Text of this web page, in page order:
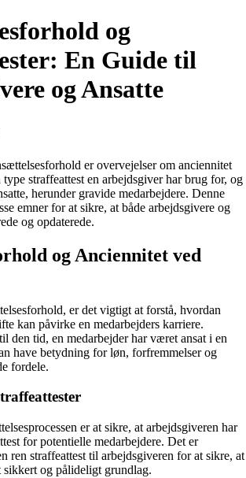
og
En Guide til
og Ansatte
er overvejelser om anciennitet
straffeattest en arbejdsgiver har brug for, og
herunder gravide medarbejdere. Denne
emner for at sikre, at både arbejdsgivere og
og opdaterede.
og Anciennitet ved
er det vigtigt at forstå, hvordan
kan påvirke en medarbejders karriere.
den tid, en medarbejder har været ansat i en
have betydning for løn, forfremmelser og
fordele.
er at sikre, at arbejdsgiveren har
for potentielle medarbejdere. Det er
ren straffeattest til arbejdsgiveren for at sikre, at
sikkert og pålideligt grundlag.